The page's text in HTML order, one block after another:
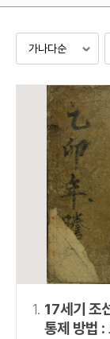
1. 17세기 조
통제 방법 :